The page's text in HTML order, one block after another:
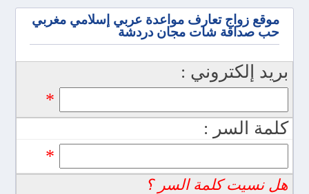
موقع زواج تعارف مواعدة عربي إسلامي مغربي
حب صداقة شات مجان دردشة
بريد إلكتروني :
*
كلمة السر :
*
هل نسيت كلمة السر ؟